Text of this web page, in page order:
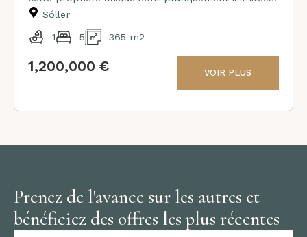
Sóller
1 5 365 m2
1,200,000 € VOIR PLUS
Prenez de l'avance sur les autres et
bénéficiez des offres les plus récentes